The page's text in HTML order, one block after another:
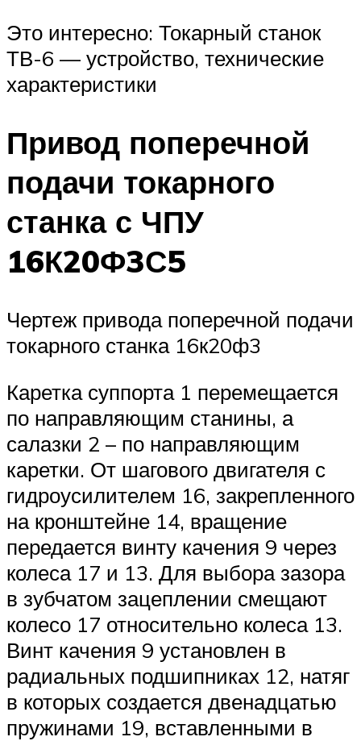
Это интересно: Токарный станок
ТВ-6 — устройство, технические
характеристики
Привод поперечной
подачи токарного
станка с ЧПУ
16К20Ф3С5
Чертеж привода поперечной подачи
токарного станка 16к20ф3
Каретка суппорта 1 перемещается
по направляющим станины, а
салазки 2 – по направляющим
каретки. От шагового двигателя с
гидроусилителем 16, закрепленного
на кронштейне 14, вращение
передается винту качения 9 через
колеса 17 и 13. Для выбора зазора
в зубчатом зацеплении смещают
колесо 17 относительно колеса 13.
Винт качения 9 установлен в
радиальных подшипниках 12, натяг
в которых создается двенадцатью
пружинами 19, вставленными в